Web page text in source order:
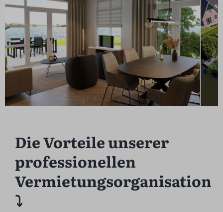
Die Vorteile unserer
professionellen
Vermietungsorganisation
⤵